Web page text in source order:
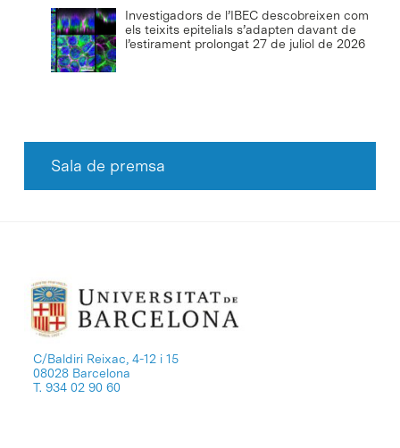
Investigadors de l’IBEC descobreixen com
els teixits epitelials s’adapten davant de
l’estirament prolongat 27 de juliol de 2026
Sala de premsa
C/Baldiri Reixac, 4-12 i 15
08028 Barcelona
T. 934 02 90 60